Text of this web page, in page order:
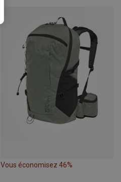
Vous économisez 46%